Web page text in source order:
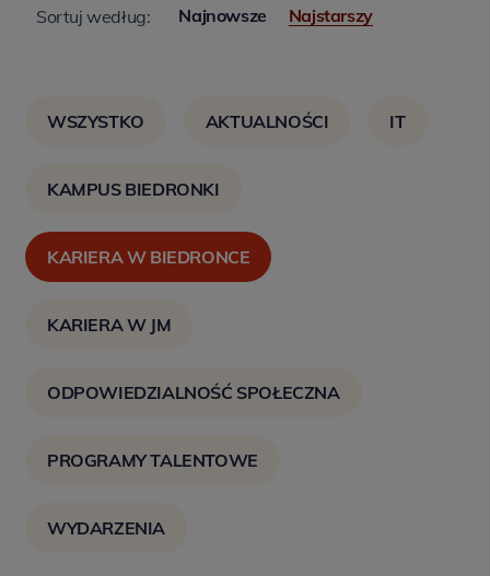
Sortuj według: Najnowsze Najstarszy
WSZYSTKO AKTUALNOŚCI IT
KAMPUS BIEDRONKI
KARIERA W BIEDRONCE
KARIERA W JM
ODPOWIEDZIALNOŚĆ SPOŁECZNA
PROGRAMY TALENTOWE
WYDARZENIA